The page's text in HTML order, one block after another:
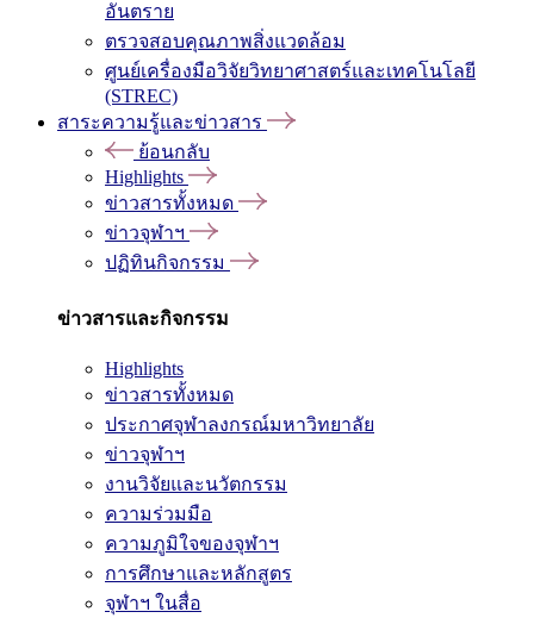
อันตราย
ตรวจสอบคุณภาพสิ่งแวดล้อม
ศูนย์เครื่องมือวิจัยวิทยาศาสตร์และเทคโนโลยี
(STREC)
สาระความรู้และข่าวสาร
ย้อนกลับ
Highlights
ข่าวสารทั้งหมด
ข่าวจุฬาฯ
ปฏิทินกิจกรรม
ข่าวสารและกิจกรรม
Highlights
ข่าวสารทั้งหมด
ประกาศจุฬาลงกรณ์มหาวิทยาลัย
ข่าวจุฬาฯ
งานวิจัยและนวัตกรรม
ความร่วมมือ
ความภูมิใจของจุฬาฯ
การศึกษาและหลักสูตร
จุฬาฯ ในสื่อ